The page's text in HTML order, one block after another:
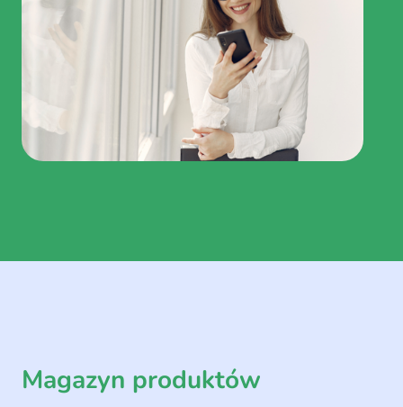
Magazyn produktów